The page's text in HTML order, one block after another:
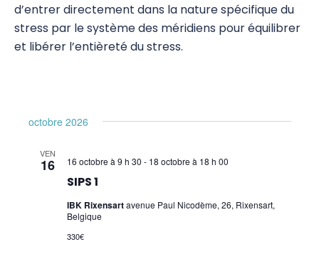
SIPS 3
SIPS Zero – Physical
SIPS 7
SIPS 1-2 Training Workshop
d’entrer directement dans la nature spécifique du
stress par le système des méridiens pour équilibrer
et libérer l’entièreté du stress.
octobre 2026
VEN
16
SIPS 1
16 octobre à 9 h 30 - 18 octobre à 18 h 00
IBK Rixensartavenue Paul Nicodème, 26, Rixensart,
Belgique
330€